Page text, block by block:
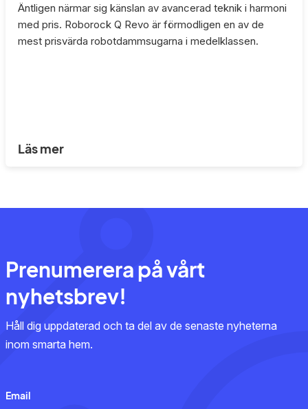
Äntligen närmar sig känslan av avancerad teknik i harmoni
med pris. Roborock Q Revo är förmodligen en av de
mest prisvärda robotdammsugarna i medelklassen.
Läs mer
Prenumerera på vårt
nyhetsbrev!
Håll dig uppdaterad och ta del av de senaste nyheterna
inom smarta hem.
Email